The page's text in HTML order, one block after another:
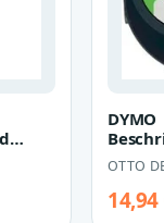
DYMO
OTTO
14,94